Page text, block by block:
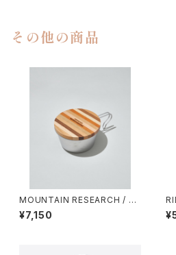
その他の商品
MOUNTAIN RESEARCH / M
ULTI-COLOR LID（CUP & M
UG）
¥7,150